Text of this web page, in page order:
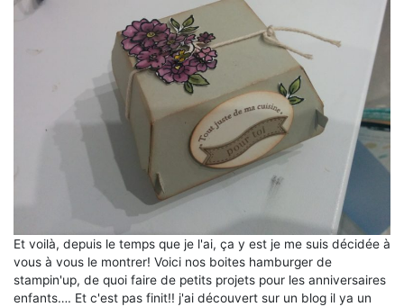
Et voilà, depuis le temps que je l'ai, ça y est je me suis décidée à
vous à vous le montrer! Voici nos boites hamburger de
stampin'up, de quoi faire de petits projets pour les anniversaires
enfants…. Et c'est pas finit!! j'ai découvert sur un blog il ya un